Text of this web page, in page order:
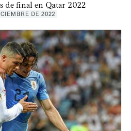
de final en Qatar 2022
DE 2022